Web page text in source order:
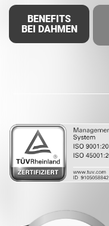
BENEFITS
BEI DAHMEN